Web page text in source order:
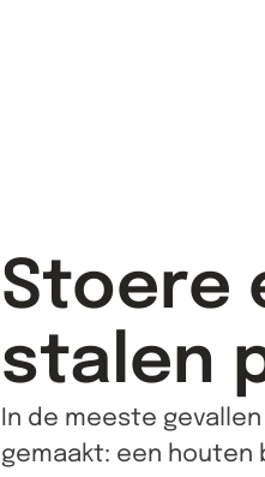
Stoere
stalen
In de meeste
gemaakt: een